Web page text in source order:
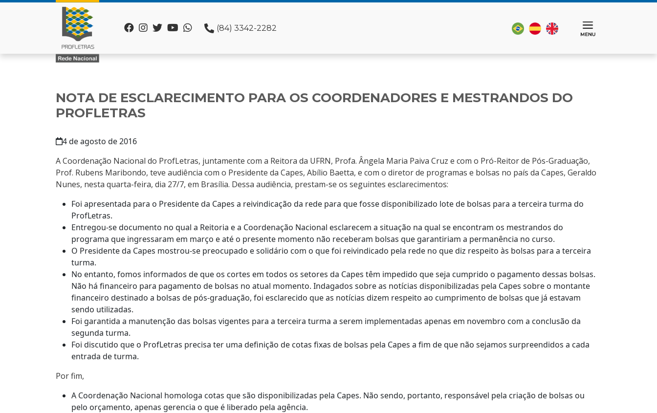
(84) 3342-2282
NOTA DE ESCLARECIMENTO PARA OS COORDENADORES E MESTRANDOS DO
PROFLETRAS
4 de agosto de 2016
A Coordenação Nacional do ProfLetras, juntamente com a Reitora da UFRN, Profa. Ângela Maria Paiva Cruz e com o Pró-Reitor de Pós-Graduação,
Prof. Rubens Maribondo, teve audiência com o Presidente da Capes, Abílio Baetta, e com o diretor de programas e bolsas no país da Capes, Geraldo
Nunes, nesta quarta-feira, dia 27/7, em Brasília. Dessa audiência, prestam-se os seguintes esclarecimentos:
Foi apresentada para o Presidente da Capes a reivindicação da rede para que fosse disponibilizado lote de bolsas para a terceira turma do
ProfLetras.
Entregou-se documento no qual a Reitoria e a Coordenação Nacional esclarecem a situação na qual se encontram os mestrandos do
programa que ingressaram em março e até o presente momento não receberam bolsas que garantiriam a permanência no curso.
O Presidente da Capes mostrou-se preocupado e solidário com o que foi reivindicado pela rede no que diz respeito às bolsas para a terceira
turma.
No entanto, fomos informados de que os cortes em todos os setores da Capes têm impedido que seja cumprido o pagamento dessas bolsas.
Não há financeiro para pagamento de bolsas no atual momento. Indagados sobre as notícias disponibilizadas pela Capes sobre o montante
financeiro destinado a bolsas de pós-graduação, foi esclarecido que as notícias dizem respeito ao cumprimento de bolsas que já estavam
sendo utilizadas.
Foi garantida a manutenção das bolsas vigentes para a terceira turma a serem implementadas apenas em novembro com a conclusão da
segunda turma.
Foi discutido que o ProfLetras precisa ter uma definição de cotas fixas de bolsas pela Capes a fim de que não sejamos surpreendidos a cada
entrada de turma.
Por fim,
A Coordenação Nacional homologa cotas que são disponibilizadas pela Capes. Não sendo, portanto, responsável pela criação de bolsas ou
pelo orçamento, apenas gerencia o que é liberado pela agência.